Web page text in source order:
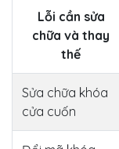
Lỗi cần sửa
chữa và thay
thế
Sửa chữa khóa
cửa cuốn